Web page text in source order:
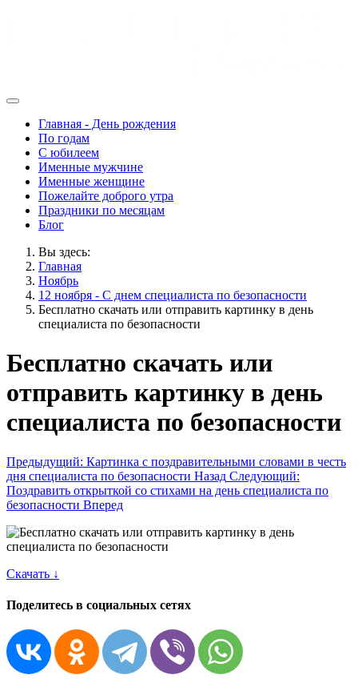
Главная - День рождения
По годам
С юбилеем
Именные мужчине
Именные женщине
Пожелайте доброго утра
Праздники по месяцам
Блог
Вы здесь:
Главная
Ноябрь
12 ноября - С днем специалиста по безопасности
Бесплатно скачать или отправить картинку в день
специалиста по безопасности
Бесплатно скачать или
отправить картинку в день
специалиста по безопасности
Предыдущий: Картинка с поздравительными словами в честь
дня специалиста по безопасности Назад Следующий:
Поздравить открыткой со стихами на день специалиста по
безопасности Вперед
Скачать ↓
Поделитесь в социальных сетях